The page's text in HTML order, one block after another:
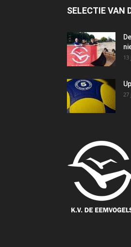
SELECTIE VAN
13
27